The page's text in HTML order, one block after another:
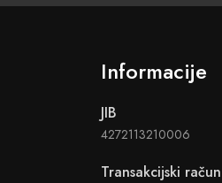
Informacije
JIB
4272113210006
Transakcijski račun